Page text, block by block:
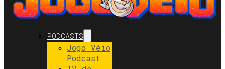
PODCASTS
Jogo Véio
Podcast